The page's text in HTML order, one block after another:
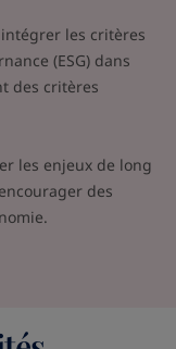
intégrer les critères
(ESG) dans
des critères
les enjeux de long
des